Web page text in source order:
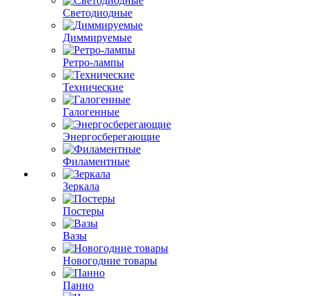
Светодиодные
Диммируемые
Ретро-лампы
Технические
Галогенные
Энергосберегающие
Филаментные
Зеркала
Постеры
Вазы
Новогодние товары
Панно